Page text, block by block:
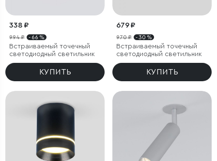
338 ₽
994 ₽ - 66 %
Встраиваемый точечный
светодиодный светильник
КУПИТЬ
679 ₽
970 ₽ - 30 %
Встраиваемый точечный
светодиодный светильник
КУПИТЬ